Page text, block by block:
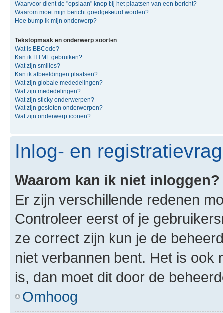
Waarvoor dient de "opslaan" knop bij het plaatsen van een bericht?
Waarom moet mijn bericht goedgekeurd worden?
Hoe bump ik mijn onderwerp?
Tekstopmaak en onderwerp soorten
Wat is BBCode?
Kan ik HTML gebruiken?
Wat zijn smilies?
Kan ik afbeeldingen plaatsen?
Wat zijn globale mededelingen?
Wat zijn mededelingen?
Wat zijn sticky onderwerpen?
Wat zijn gesloten onderwerpen?
Wat zijn onderwerp iconen?
Inlog- en
Waarom kan ik niet inloggen?
Er zijn verschillende redenen
Controleer eerst of je
ze correct zijn kun je de
niet verbannen bent. Het is ook
is, dan moet dit door de
Omhoog